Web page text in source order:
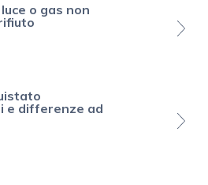
o gas non
e differenze ad